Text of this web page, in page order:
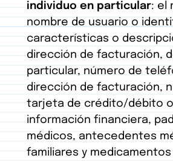
individuo en particular: el
nombre de usuario o
características o
dirección de facturación,
particular, número de
dirección de facturación,
tarjeta de crédito/débito
información financiera,
médicos, antecedentes
familiares y medicamentos